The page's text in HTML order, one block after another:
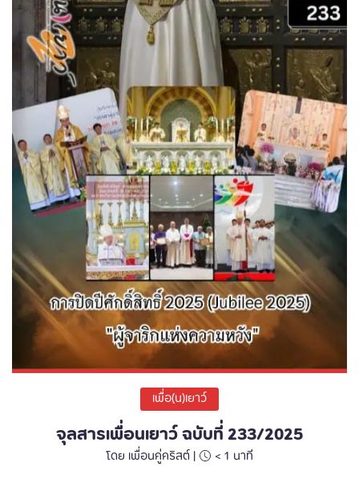
เพื่อ(น)เยาว์
จุลสารเพื่อนเยาว์ ฉบับที่ 233/2025
โดย เพื่อนคู่คริสต์ | < 1 นาที